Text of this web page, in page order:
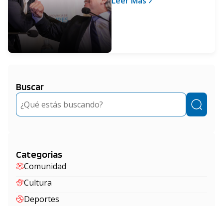
Buscar
Buscar
Categorias
Comunidad
Cultura
Deportes